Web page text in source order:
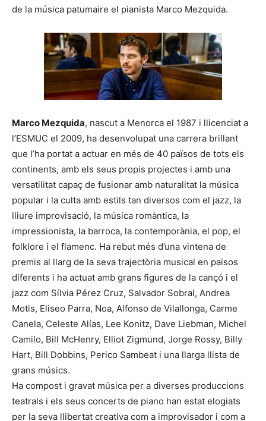
de la música patumaire el pianista Marco Mezquida.
Marco Mezquida, nascut a Menorca el 1987 i llicenciat a
l’ESMUC el 2009, ha desenvolupat una carrera brillant
que l’ha portat a actuar en més de 40 països de tots els
continents, amb els seus propis projectes i amb una
versatilitat capaç de fusionar amb naturalitat la música
popular i la culta amb estils tan diversos com el jazz, la
lliure improvisació, la música romàntica, la
impressionista, la barroca, la contemporània, el pop, el
folklore i el flamenc. Ha rebut més d’una vintena de
premis al llarg de la seva trajectòria musical en països
diferents i ha actuat amb grans figures de la cançó i el
jazz com Sílvia Pérez Cruz, Salvador Sobral, Andrea
Motis, Eliseo Parra, Noa, Alfonso de Vilallonga, Carme
Canela, Celeste Alías, Lee Konitz, Dave Liebman, Michel
Camilo, Bill McHenry, Elliot Zigmund, Jorge Rossy, Billy
Hart, Bill Dobbins, Perico Sambeat i una llarga llista de
grans músics.
Ha compost i gravat música per a diverses produccions
teatrals i els seus concerts de piano han estat elogiats
per la seva llibertat creativa com a improvisador i com a